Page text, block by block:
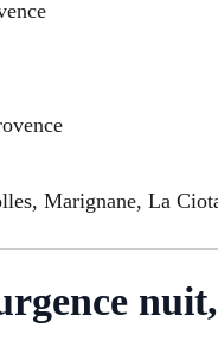
Marignane, La